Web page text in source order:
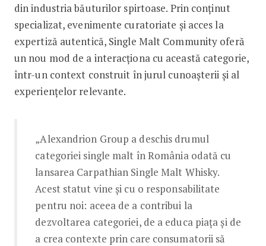
din industria băuturilor spirtoase. Prin conținut
specializat, evenimente curatoriate și acces la
expertiză autentică, Single Malt Community oferă
un nou mod de a interacționa cu această categorie,
într-un context construit în jurul cunoașterii și al
experiențelor relevante.
„Alexandrion Group a deschis drumul
categoriei single malt în România odată cu
lansarea Carpathian Single Malt Whisky.
Acest statut vine și cu o responsabilitate
pentru noi: aceea de a contribui la
dezvoltarea categoriei, de a educa piața și de
a crea contexte prin care consumatorii să